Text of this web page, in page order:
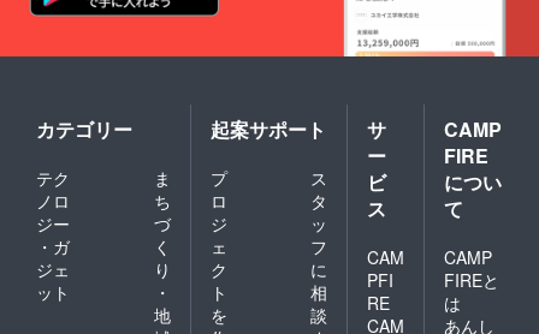
カテゴリー
テク
ノロ
ジー
・ガ
ジェ
ット
ま
ち
づ
く
り
・
地
起案サポート
プ
ロ
ジ
ェ
ク
ト
を
ス
タ
ッ
フ
に
相
談
サ
ー
ビ
ス
CAM
PFI
RE
CAM
CAMP
FIRE
につい
て
CAMP
FIREと
は
あんし